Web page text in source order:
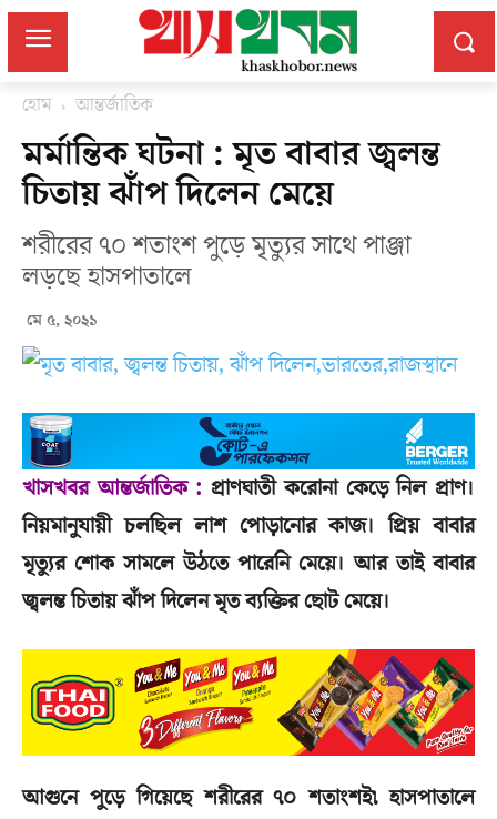
হোম আন্তর্জাতিক
মর্মান্তিক ঘটনা : মৃত বাবার জ্বলন্ত
চিতায় ঝাঁপ দিলেন মেয়ে
শরীরের ৭০ শতাংশ পুড়ে মৃত্যুর সাথে পাঞ্জা
লড়ছে হাসপাতালে
মে ৫, ২০২১
খাসখবর আন্তর্জাতিক : প্রাণঘাতী করোনা কেড়ে নিল প্রাণ।
নিয়মানুযায়ী চলছিল লাশ পোড়ানোর কাজ। প্রিয় বাবার
মৃত্যুর শোক সামলে উঠতে পারেনি মেয়ে। আর তাই বাবার
জ্বলন্ত চিতায় ঝাঁপ দিলেন মৃত ব্যক্তির ছোট মেয়ে।
আগুনে পুড়ে গিয়েছে শরীরের ৭০ শতাংশই৷ হাসপাতালে